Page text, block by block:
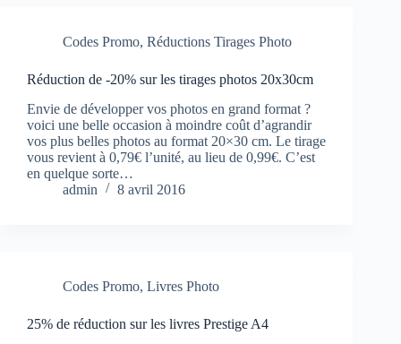
Codes Promo, Réductions Tirages Photo
Réduction de -20% sur les tirages photos 20x30cm
Envie de développer vos photos en grand format ?
voici une belle occasion à moindre coût d’agrandir
vos plus belles photos au format 20×30 cm. Le tirage
vous revient à 0,79€ l’unité, au lieu de 0,99€. C’est
en quelque sorte…
admin
8 avril 2016
Codes Promo, Livres Photo
25% de réduction sur les livres Prestige A4